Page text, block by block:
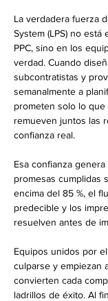
La verdadera fuerza
System (LPS) no
PPC, sino en los
verdad. Cuando
subcontratistas y
semanalmente a
prometen solo lo
remueven juntos las
confianza real.
Esa confianza
promesas cumplidas
encima del 85 %, el
predecible y los
resuelven antes de
Equipos unidos por
culparse y empiezan
convierten cada
ladrillos de éxito. Al